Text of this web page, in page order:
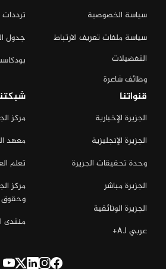
سياسة الخصوصية
سياسة ملفات تعريف الارتباط
التفضيلات
وظائف شاغرة
جدول
قنواتنا
الجزيرة الإخبارية
الجزيرة الإنجليزية
وحدة تحقيقات الجزيرة
الجزيرة مباشر
الجزيرة الوثائقية
عربي AJ+
مركز
معهد
تعلم
مركز
وحقوق
منتدى